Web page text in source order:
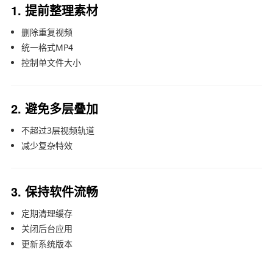
1. 提前整理素材
删除重复视频
统一格式MP4
控制单文件大小
2. 避免多层叠加
不超过3层视频轨道
减少复杂特效
3. 保持软件流畅
定期清理缓存
关闭后台应用
更新系统版本